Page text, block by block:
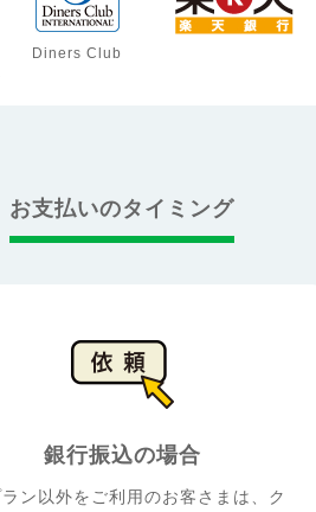
Diners Club
お支払いのタイミング
銀行振込の場合
ン以外をご利用のお客さまは、ク